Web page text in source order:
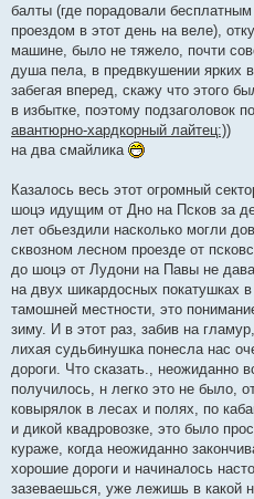
балты (где порадовали бесплатным
проездом в этот день на веле),
машине, было не тяжело, почти
душа пела, в предвкушении ярких
забегая вперед, скажу что этого
в избытке, поэтому подзаголовок
авантюрно-хардкорный лайтец:))
на два смайлика
Казалось весь этот огромный
шоцэ идущим от Дно на Псков за
лет обьездили насколько могли
сквозном лесном проезде от
до шоцэ от Лудони на Павы не
на двух шикардосных покатушках в
тамошней местности, это
зиму. И в этот раз, забив на гламур,
лихая судьбинушка понесла нас
дороги. Что сказать., неожиданно
получилось, н легко это не было,
ковырялок в лесах и полях, по
и дикой квадровозке, это было
кураже, когда неожиданно
хорошие дороги и начиналось
зазеваешься, уже лежишь в какой